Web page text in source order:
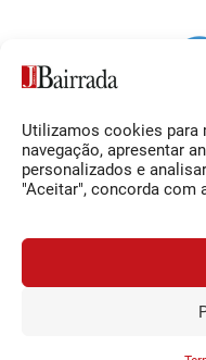
Utilizamos cookies para
navegação, apresentar
personalizados e
"Aceitar", concorda com
Siga-nos
Facebook
©